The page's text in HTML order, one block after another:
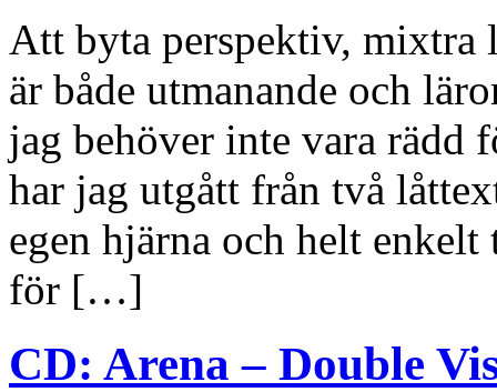
Att byta perspektiv, mixtra
är både utmanande och
jag behöver inte vara rädd
har jag utgått från två
egen hjärna och helt
för […]
CD: Arena – Double